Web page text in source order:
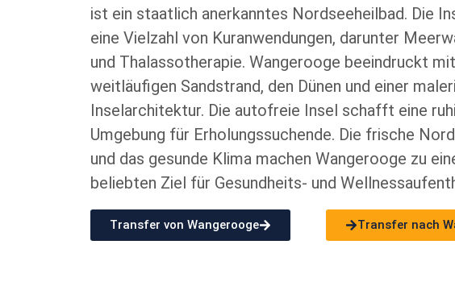
ist ein staatlich anerkanntes Nordseeheilbad. Die
eine Vielzahl von Kuranwendungen, darunter
und Thalassotherapie. Wangerooge beeindruckt
weitläufigen Sandstrand, den Dünen und einer
Inselarchitektur. Die autofreie Insel schafft eine
Umgebung für Erholungssuchende. Die frische
und das gesunde Klima machen Wangerooge zu
beliebten Ziel für Gesundheits- und
Transfer von Wangerooge Transfer nach